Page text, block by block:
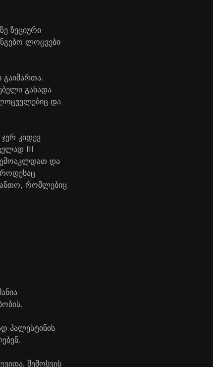
ზეციური
ლოცვები
გახადა
და
კიდევ
III
და
როდესაც
რომლებიც
პალესტინის
შემოსვის